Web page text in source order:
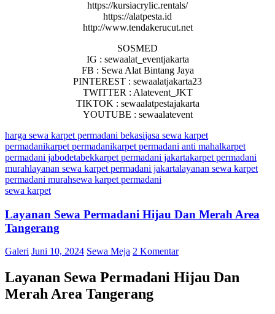
https://kursiacrylic.rentals/
https://alatpesta.id
http://www.tendakerucut.net
SOSMED
IG : sewaalat_eventjakarta
FB : Sewa Alat Bintang Jaya
PINTEREST : sewaalatjakarta23
TWITTER : Alatevent_JKT
TIKTOK : sewaalatpestajakarta
YOUTUBE : sewaalatevent
harga sewa karpet permadani bekasijasa sewa karpet
permadanikarpet permadanikarpet permadani anti mahalkarpet
permadani jabodetabekkarpet permadani jakartakarpet permadani
murahlayanan sewa karpet permadani jakartalayanan sewa karpet
permadani murahsewa karpet permadani
sewa karpet
Layanan Sewa Permadani Hijau Dan Merah Area
Tangerang
Galeri Juni 10, 2024 Sewa Meja 2 Komentar
Layanan Sewa Permadani Hijau Dan
Merah Area Tangerang